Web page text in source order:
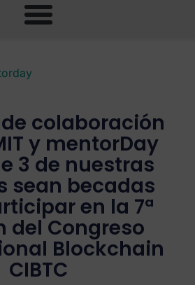
colaboración
y mentorDay
3 de nuestras
sean becadas
en la 7ª
del Congreso
Blockchain
CIBTC